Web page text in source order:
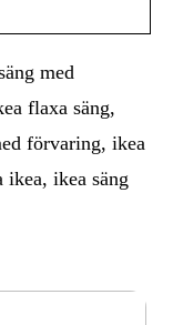
med
flaxa säng,
förvaring, ikea
ikea, ikea säng